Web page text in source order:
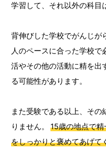
学習して、それ以外の科目
背伸びした学校でがんじが
人のペースに合った学校で
活やその他の活動に精を出
る可能性があります。
また受験である以上、そ
りません。
15歳の地点で
をしっかりと褒めてあげて